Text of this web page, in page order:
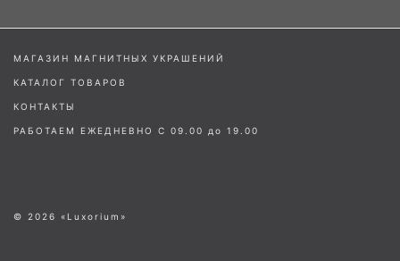
МАГАЗИН МАГНИТНЫХ УКРАШЕНИЙ
КАТАЛОГ ТОВАРОВ
КОНТАКТЫ
РАБОТАЕМ ЕЖЕДНЕВНО С 09.00 до 19.00
© 2026 «Luxorium»